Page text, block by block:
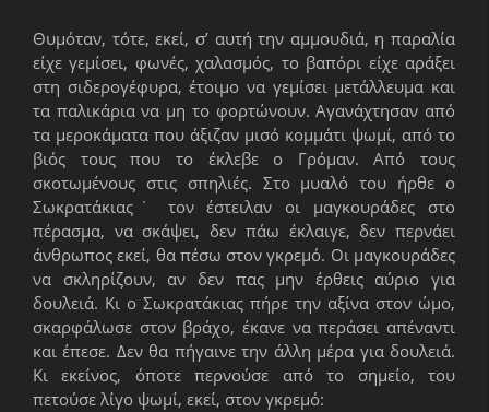
Θυμόταν, τότε, εκεί, σ’ αυτή την αμμουδιά, η παραλία
είχε γεμίσει, φωνές, χαλασμός, το βαπόρι είχε αράξει
στη σιδερογέφυρα, έτοιμο να γεμίσει μετάλλευμα και
τα παλικάρια να μη το φορτώνουν. Αγανάχτησαν από
τα μεροκάματα που άξιζαν μισό κομμάτι ψωμί, από το
βιός τους που το έκλεβε ο Γρόμαν. Από τους
σκοτωμένους στις σπηλιές. Στο μυαλό του ήρθε ο
Σωκρατάκιας˙ τον έστειλαν οι μαγκουράδες στο
πέρασμα, να σκάψει, δεν πάω έκλαιγε, δεν περνάει
άνθρωπος εκεί, θα πέσω στον γκρεμό. Οι μαγκουράδες
να σκληρίζουν, αν δεν πας μην έρθεις αύριο για
δουλειά. Κι ο Σωκρατάκιας πήρε την αξίνα στον ώμο,
σκαρφάλωσε στον βράχο, έκανε να περάσει απέναντι
και έπεσε. Δεν θα πήγαινε την άλλη μέρα για δουλειά.
Κι εκείνος, όποτε περνούσε από το σημείο, του
πετούσε λίγο ψωμί, εκεί, στον γκρεμό: